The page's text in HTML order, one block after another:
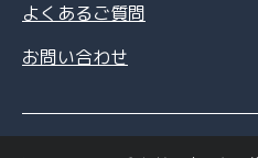
よくあるご質問
お問い合わせ